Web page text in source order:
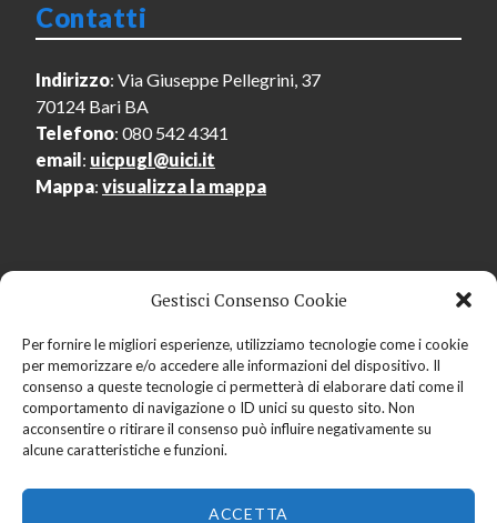
Gestisci Consenso Cookie
Per fornire le migliori esperienze, utilizziamo tecnologie come i cookie
per memorizzare e/o accedere alle informazioni del dispositivo. Il
consenso a queste tecnologie ci permetterà di elaborare dati come il
comportamento di navigazione o ID unici su questo sito. Non
acconsentire o ritirare il consenso può influire negativamente su
alcune caratteristiche e funzioni.
ACCETTA
Contatti
Indirizzo: Via Giuseppe Pellegrini, 37
70124 Bari BA
Telefono: 080 542 4341
email : uicpugl@uici.it
Mappa: visualizza la mappa
Menu Utente
Accedi
Registrati